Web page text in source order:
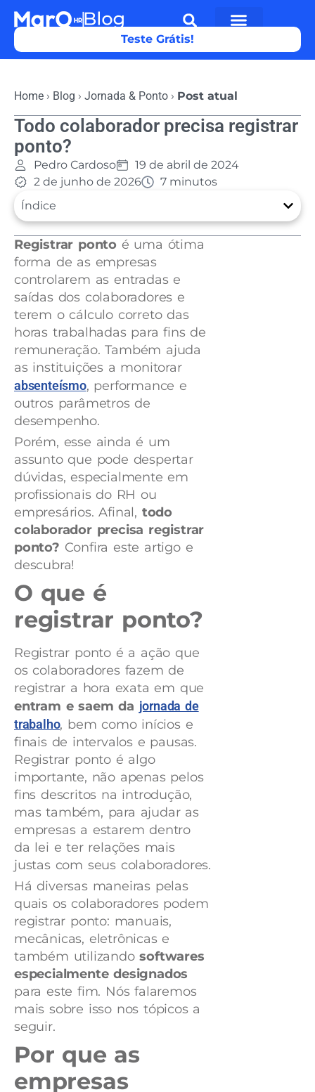
Teste Grátis!
Home › Blog › Jornada & Ponto › Post atual
Todo colaborador precisa registrar
ponto?
Pedro Cardoso
19 de abril de 2024
2 de junho de 2026
7 minutos
Índice
Registrar ponto é uma ótima
forma de as empresas
controlarem as entradas e
saídas dos colaboradores e
terem o cálculo correto das
horas trabalhadas para fins de
remuneração. Também ajuda
as instituições a monitorar
absenteísmo, performance e
outros parâmetros de
desempenho.
Porém, esse ainda é um
assunto que pode despertar
dúvidas, especialmente em
profissionais do RH ou
empresários. Afinal, todo
colaborador precisa registrar
ponto? Confira este artigo e
descubra!
O que é
registrar ponto?
Registrar ponto é a ação que
os colaboradores fazem de
registrar a hora exata em que
entram e saem da jornada de
trabalho, bem como inícios e
finais de intervalos e pausas.
Registrar ponto é algo
importante, não apenas pelos
fins descritos na introdução,
mas também, para ajudar as
empresas a estarem dentro
da lei e ter relações mais
justas com seus colaboradores.
Há diversas maneiras pelas
quais os colaboradores podem
registrar ponto: manuais,
mecânicas, eletrônicas e
também utilizandosoftwares
especialmente designados
para este fim. Nós falaremos
mais sobre isso nos tópicos a
seguir.
Por que as
empresas